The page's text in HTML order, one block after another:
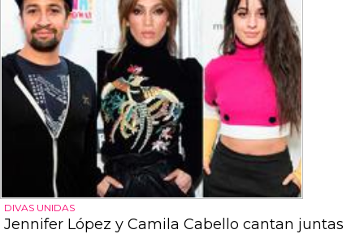
DIVAS UNIDAS
Jennifer López y Camila Cabello cantan juntas